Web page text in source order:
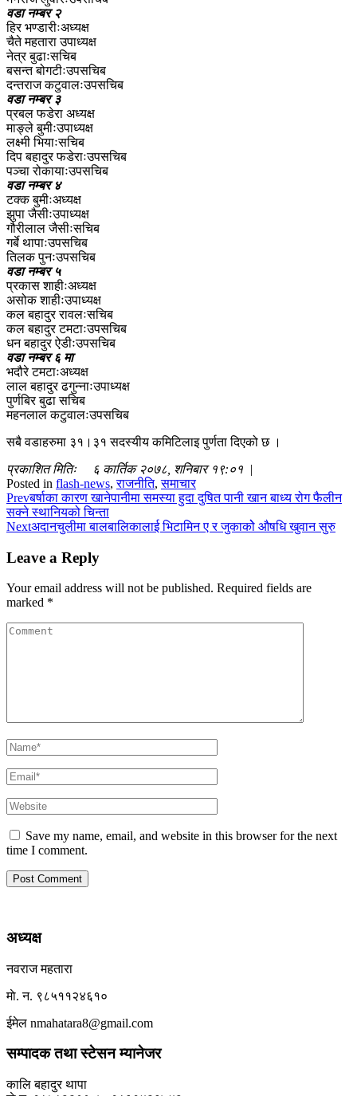
वडा नम्बर २
हिर भण्डारीःअध्यक्ष
चैते महतारा उपाध्यक्ष
नेत्र बुढाःसचिब
बसन्त बोगटीःउपसचिब
दन्तराज कटुवालःउपसचिब
वडा नम्बर ३
प्रबल फडेरा अध्यक्ष
माङ्ले बुमीःउपाध्यक्ष
लक्ष्मी भियाःसचिब
दिप बहादुर फडेराःउपसचिब
पञ्चा रोकायाःउपसचिब
वडा नम्बर ४
टक्क बुमीःअध्यक्ष
झुपा जैसीःउपाध्यक्ष
गौरीलाल जैसीःसचिब
गर्बे थापाःउपसचिब
तिलक पुनःउपसचिब
वडा नम्बर ५
प्रकास शाहीःअध्यक्ष
असोक शाहीःउपाध्यक्ष
कल बहादुर रावलःसचिब
कल बहादुर टमटाःउपसचिब
धन बहादुर ऐडीःउपसचिब
वडा नम्बर ६ मा
भदौरे टमटाःअध्यक्ष
लाल बहादुर ढगुन्नाःउपाध्यक्ष
पुर्णबिर बुढा सचिब
महनलाल कटुवालःउपसचिब
सबै वडाहरुमा ३१।३१ सदस्यीय कमिटिलाइ पुर्णता दिएको छ ।
प्रकाशित मितिः ६ कार्तिक २०७८, शनिबार १९:०१ |
Posted in flash-news,राजनीति,समाचार
Prevबर्षाका कारण खानेपानीमा समस्या हुदा दुषित पानी खान बाध्य रोग फैलीन
सक्ने स्थानियको चिन्ता
Nextअदानचुलीमा बालबालिकालाई भिटामिन ए र जुकाकोे औषधि खुवान सुरु
Leave a Reply
Your email address will not be published. Required fields are
marked *
Save my name, email, and website in this browser for the next
time I comment.
अध्यक्ष
नवराज महतारा
माे. न. ९८५११२४६१०
ईमेल nmahatara8@gmail.com
सम्पादक तथा स्टेसन म्यानेजर
कालि बहादुर थापा